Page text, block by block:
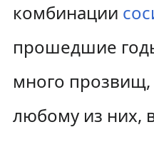
комбинации
прошедшие
много прозвищ,
любому из них,